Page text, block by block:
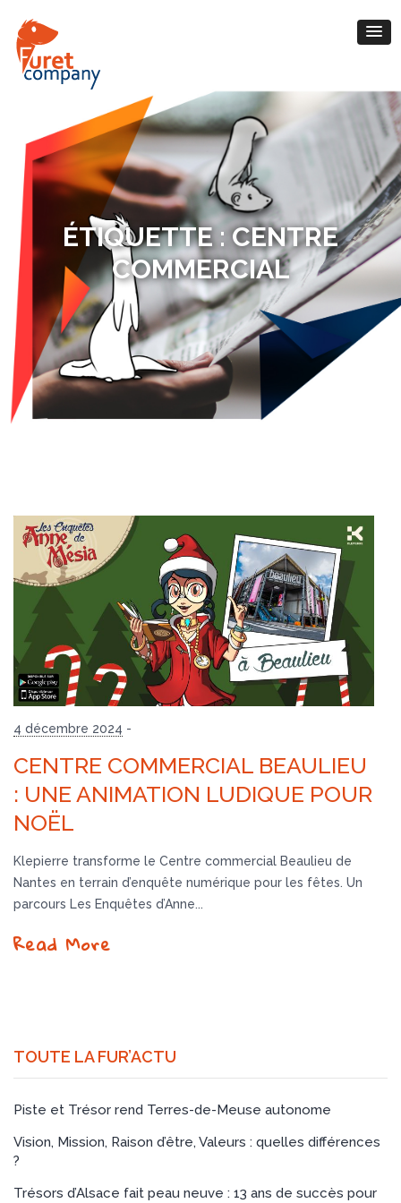
ÉTIQUETTE :CENTRE
COMMERCIAL
4 décembre 2024 -
CENTRE COMMERCIAL BEAULIEU
: UNE ANIMATION LUDIQUE POUR
NOËL
Klepierre transforme le Centre commercial Beaulieu de
Nantes en terrain d’enquête numérique pour les fêtes. Un
parcours Les Enquêtes d’Anne...
Read More
TOUTE LA FUR’ACTU
Piste et Trésor rend Terres-de-Meuse autonome
Vision, Mission, Raison d’être, Valeurs : quelles différences
?
Trésors d’Alsace fait peau neuve : 13 ans de succès pour